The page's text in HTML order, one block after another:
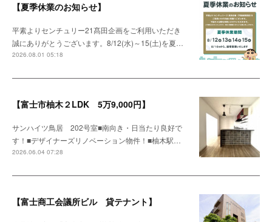
【夏季休業のお知らせ】
平素よりセンチュリー21髙田企画をご利用いただき
誠にありがとうございます。8/12(水)～15(土)を夏…
2026.08.01 05:18
【富士市柚木２LDK 5万9,000円】
サンハイツ鳥居 202号室■南向き・日当たり良好で
す！■デザイナーズリノベーション物件！■柚木駅…
2026.06.04 07:28
【富士商工会議所ビル 貸テナント】